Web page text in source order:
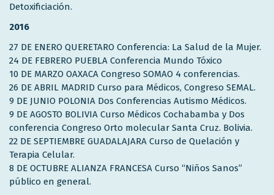
Detoxificiación.
2016
27 DE ENERO QUERETARO Conferencia: La Salud de la Mujer.
24 DE FEBRERO PUEBLA Conferencia Mundo Tóxico
10 DE MARZO OAXACA Congreso SOMAO 4 conferencias.
26 DE ABRIL MADRID Curso para Médicos, Congreso SEMAL.
9 DE JUNIO POLONIA Dos Conferencias Autismo Médicos.
9 DE AGOSTO BOLIVIA Curso Médicos Cochabamba y Dos
conferencia Congreso Orto molecular Santa Cruz. Bolivia.
22 DE SEPTIEMBRE GUADALAJARA Curso de Quelación y
Terapia Celular.
8 DE OCTUBRE ALIANZA FRANCESA Curso “Niños Sanos”
público en general.